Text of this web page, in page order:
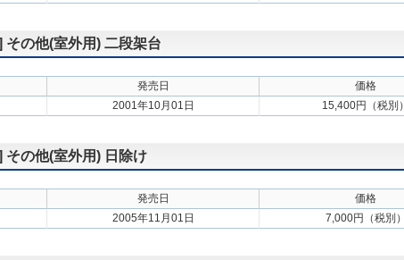
の他(室外用) 二段架台
発売日
価格
2001年10月01日 15,400円（税別）
その他(室外用) 日除け
発売日
価格
2005年11月01日 7,000円（税別）